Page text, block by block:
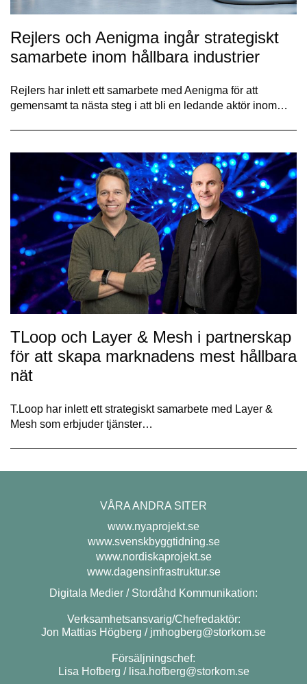
Rejlers och Aenigma ingår strategiskt
samarbete inom hållbara industrier
Rejlers har inlett ett samarbete med Aenigma för att
gemensamt ta nästa steg i att bli en ledande aktör inom…
TLoop och Layer & Mesh i partnerskap
för att skapa marknadens mest hållbara
nät
T.Loop har inlett ett strategiskt samarbete med Layer &
Mesh som erbjuder tjänster…
VÅRA ANDRA SITER
www.nyaprojekt.se
www.svenskbyggtidning.se
www.nordiskaprojekt.se
www.dagensinfrastruktur.se
Digitala Medier / Stordåhd Kommunikation:
Verksamhetsansvarig/Chefredaktör:
Jon Mattias Högberg / jmhogberg@storkom.se
Försäljningschef:
Lisa Hofberg / lisa.hofberg@storkom.se